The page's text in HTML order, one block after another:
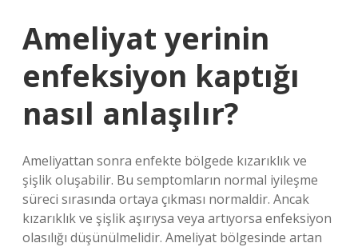
Ameliyat yerinin
enfeksiyon kaptığı
nasıl anlaşılır?
Ameliyattan sonra enfekte bölgede kızarıklık ve
şişlik oluşabilir. Bu semptomların normal iyileşme
süreci sırasında ortaya çıkması normaldir. Ancak
kızarıklık ve şişlik aşırıysa veya artıyorsa enfeksiyon
olasılığı düşünülmelidir. Ameliyat bölgesinde artan